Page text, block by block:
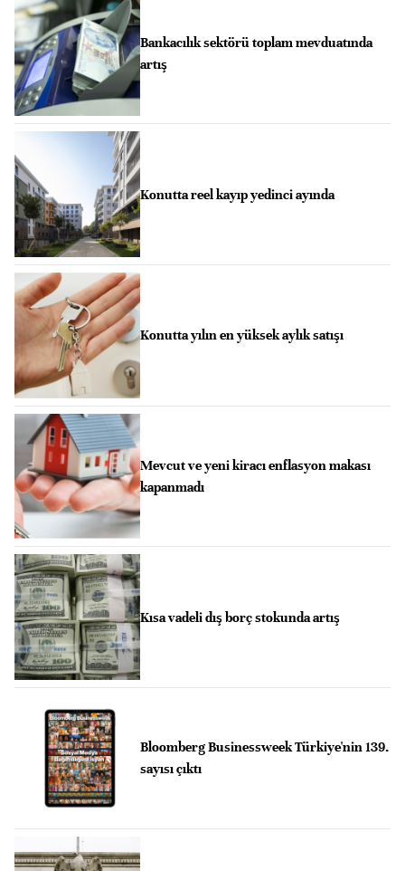
Bankacılık sektörü toplam mevduatında
artış
Konutta reel kayıp yedinci ayında
Konutta yılın en yüksek aylık satışı
Mevcut ve yeni kiracı enflasyon makası
kapanmadı
Kısa vadeli dış borç stokunda artış
Bloomberg Businessweek Türkiye'nin 139.
sayısı çıktı